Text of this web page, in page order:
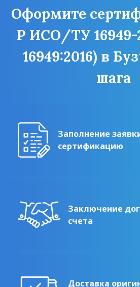
Оформите
Р ИСО/ТУ 16949-
16949:2016) в
шага
Заполнение
сертификацию
Заключение
счета
Доставка